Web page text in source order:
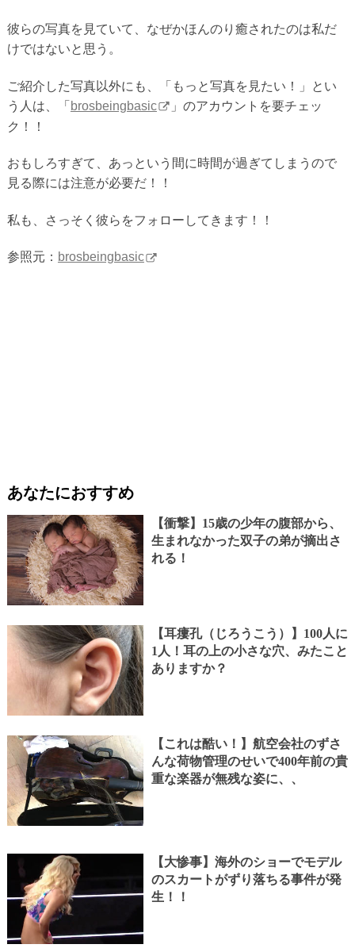
彼らの写真を見ていて、なぜかほんのり癒されたのは私だ
けではないと思う。
ご紹介した写真以外にも、「もっと写真を見たい！」とい
う人は、「 brosbeingbasic
」のアカウントを要チェッ
ク！！
おもしろすぎて、あっという間に時間が過ぎてしまうので
見る際には注意が必要だ！！
私も、さっそく彼らをフォローしてきます！！
参照元： brosbeingbasic
あなたにおすすめ
【衝撃】15歳の少年の腹部から、
生まれなかった双子の弟が摘出さ
れる！
【耳瘻孔（じろうこう）】100人に
1人！耳の上の小さな穴、みたこと
ありますか？
【これは酷い！】航空会社のずさ
んな荷物管理のせいで400年前の貴
重な楽器が無残な姿に、、
【大惨事】海外のショーでモデル
のスカートがずり落ちる事件が発
生！！